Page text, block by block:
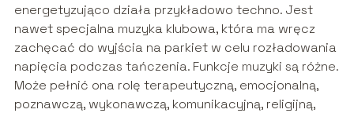
energetyzująco działa przykładowo techno. Jest
nawet specjalna muzyka klubowa, która ma wręcz
zachęcać do wyjścia na parkiet w celu rozładowania
napięcia podczas tańczenia. Funkcje muzyki są różne.
Może pełnić ona rolę terapeutyczną, emocjonalną,
poznawczą, wykonawczą, komunikacyjną, religijną,